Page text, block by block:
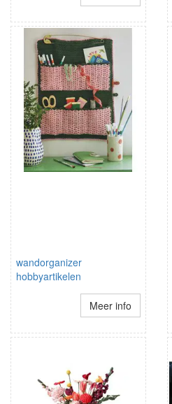
wandorganizer
hobbyartikelen
Meer info